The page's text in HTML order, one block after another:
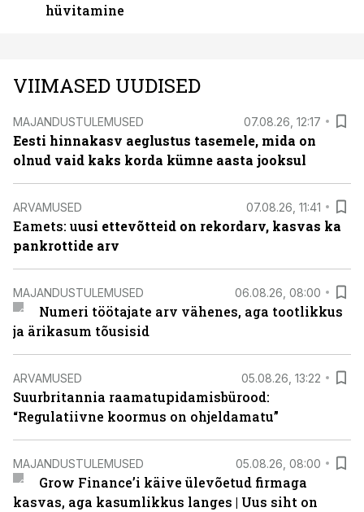
hüvitamine
VIIMASED UUDISED
MAJANDUSTULEMUSED 07.08.26, 12:17
Eesti hinnakasv aeglustus tasemele, mida on
olnud vaid kaks korda kümne aasta jooksul
ARVAMUSED 07.08.26, 11:41
Eamets: uusi ettevõtteid on rekordarv, kasvas ka
pankrottide arv
MAJANDUSTULEMUSED 06.08.26, 08:00
Numeri töötajate arv vähenes, aga tootlikkus
ja ärikasum tõusisid
ARVAMUSED 05.08.26, 13:22
Suurbritannia raamatupidamisbürood:
“Regulatiivne koormus on ohjeldamatu”
MAJANDUSTULEMUSED 05.08.26, 08:00
Grow Finance’i käive ülevõetud firmaga
kasvas, aga kasumlikkus langes | Uus siht on